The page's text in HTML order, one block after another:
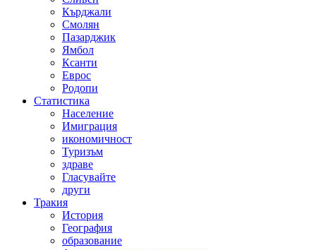
Кърджали
Смолян
Пазарджик
Ямбол
Ксанти
Еврос
Родопи
Статистика
Население
Имиграция
икономичност
Туризъм
здраве
Гласувайте
други
Тракия
История
География
образование